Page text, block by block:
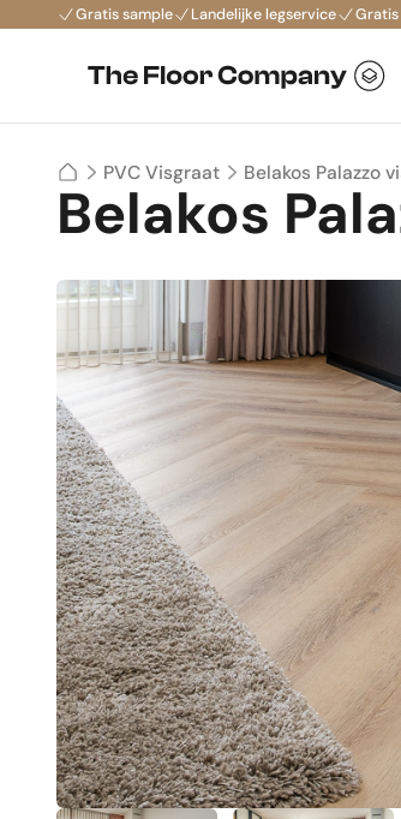
Gratis sample Landelijke legservice Gratis
PVC Visgraat Belakos Palazzo
Belakos